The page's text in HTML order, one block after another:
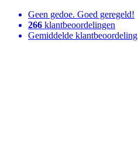
Geen gedoe. Goed geregeld!
266 klantbeoordelingen
Gemiddelde klantbeoordeling